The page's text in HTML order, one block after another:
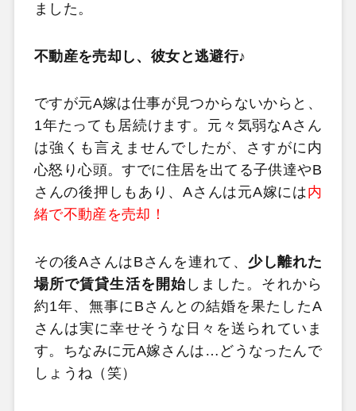
ました。
不動産を売却し、彼女と逃避行♪
ですが元A嫁は仕事が見つからないからと、
1年たっても居続けます。元々気弱なAさん
は強くも言えませんでしたが、さすがに内
心怒り心頭。すでに住居を出てる子供達やB
さんの後押しもあり、Aさんは元A嫁には内
緒で不動産を売却！
その後AさんはBさんを連れて、 少し離れた
場所で賃貸生活を開始しました。それから
約1年、無事にBさんとの結婚を果たしたA
さんは実に幸せそうな日々を送られていま
す。ちなみに元A嫁さんは…どうなったんで
しょうね（笑）